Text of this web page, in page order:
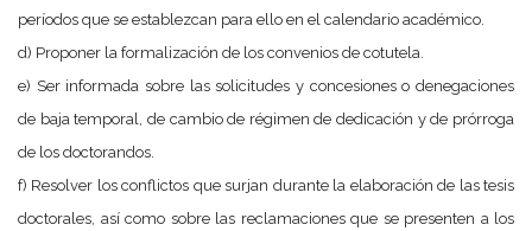
períodos que se establezcan para ello en el calendario académico.
d) Proponer la formalización de los convenios de cotutela.
e) Ser informada sobre las solicitudes y concesiones o denegaciones
de baja temporal, de cambio de régimen de dedicación y de prórroga
de los doctorandos.
f) Resolver los conflictos que surjan durante la elaboración de las tesis
doctorales, así como sobre las reclamaciones que se presenten a los